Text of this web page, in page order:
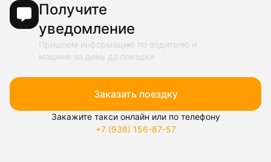
Получите
уведомление
Пришлем информацию по водителю и
машине за день до поездки
Заказать поездку
Закажите такси онлайн или по телефону
+7 (938) 156-87-57